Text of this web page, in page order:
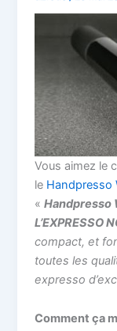
Vous aimez le
le Handpresso
«Handpresso
L’EXPRESSO
compact, et
toutes les
expresso
Comment ça